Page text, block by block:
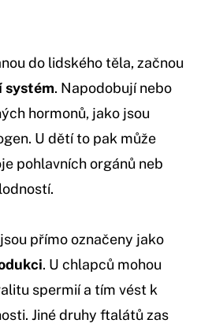
do lidského těla, začnou
systém. Napodobují nebo
hormonů, jako jsou
U dětí to pak může
pohlavních orgánů neb
přímo označeny jako
. U chlapců mohou
spermií a tím vést k
Jiné druhy ftalátů zas